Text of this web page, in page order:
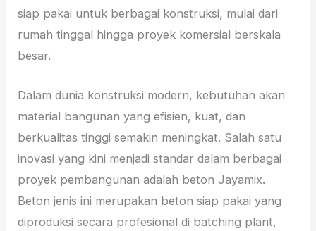
siap pakai untuk berbagai konstruksi, mulai dari
rumah tinggal hingga proyek komersial berskala
besar.
Dalam dunia konstruksi modern, kebutuhan akan
material bangunan yang efisien, kuat, dan
berkualitas tinggi semakin meningkat. Salah satu
inovasi yang kini menjadi standar dalam berbagai
proyek pembangunan adalah beton Jayamix.
Beton jenis ini merupakan beton siap pakai yang
diproduksi secara profesional di batching plant,